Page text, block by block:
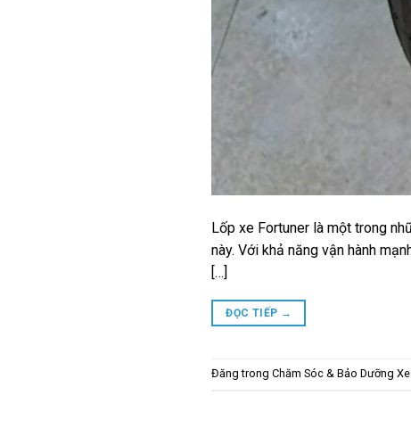
Lốp xe Fortuner là một trong
này. Với khả năng vận hành
[…]
ĐỌC TIẾP →
Đăng trong Chăm Sóc & Bảo Dưỡng Xe